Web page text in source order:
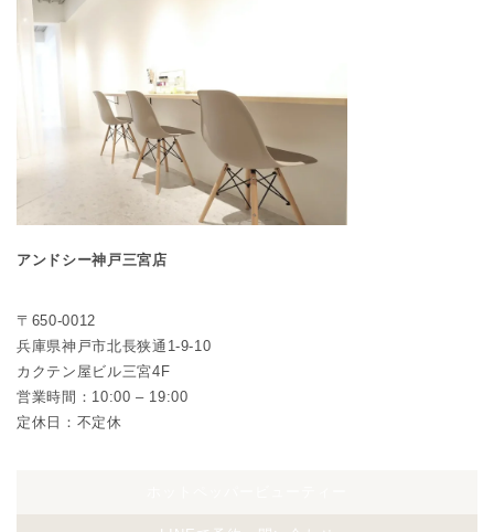
アンドシー神戸三宮店
〒650-0012
兵庫県神戸市北長狭通1-9-10
カクテン屋ビル三宮4F
営業時間：10:00 – 19:00
定休日：不定休